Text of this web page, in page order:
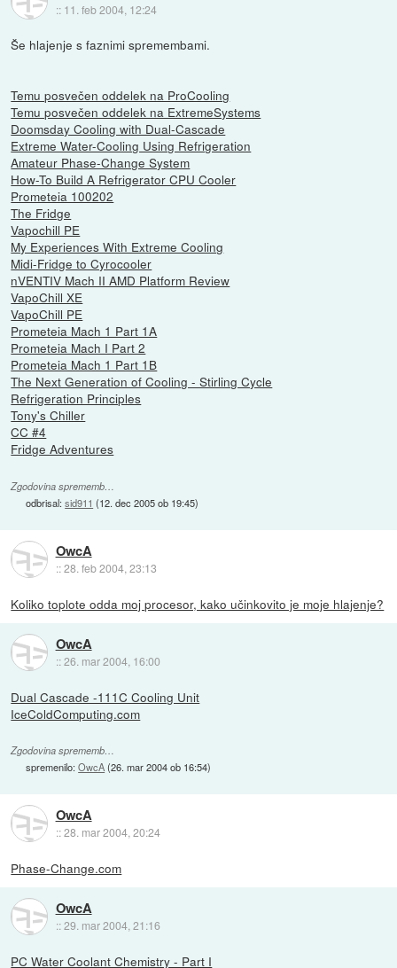
:: 11. feb 2004, 12:24
Še hlajenje s faznimi spremembami.
Temu posvečen oddelek na ProCooling
Temu posvečen oddelek na ExtremeSystems
Doomsday Cooling with Dual-Cascade
Extreme Water-Cooling Using Refrigeration
Amateur Phase-Change System
How-To Build A Refrigerator CPU Cooler
Prometeia 100202
The Fridge
Vapochill PE
My Experiences With Extreme Cooling
Midi-Fridge to Cyrocooler
nVENTIV Mach II AMD Platform Review
VapoChill XE
VapoChill PE
Prometeia Mach 1 Part 1A
Prometeia Mach I Part 2
Prometeia Mach 1 Part 1B
The Next Generation of Cooling - Stirling Cycle
Refrigeration Principles
Tony's Chiller
CC #4
Fridge Adventures
Zgodovina sprememb…
odbrisal:sid911 (12. dec 2005 ob 19:45)
OwcA
::28. feb 2004, 23:13
Koliko toplote odda moj procesor, kako učinkovito je moje hlajenje?
OwcA
::26. mar 2004, 16:00
Dual Cascade -111C Cooling Unit
IceColdComputing.com
Zgodovina sprememb…
spremenilo:OwcA(26. mar 2004 ob 16:54)
OwcA
::28. mar 2004, 20:24
Phase-Change.com
OwcA
::29. mar 2004, 21:16
PC Water Coolant Chemistry - Part I